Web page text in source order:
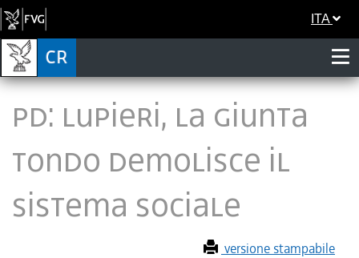
ITA
PD: Lupieri, la Giunta
Tondo demolisce il
sistema sociale
versione stampabile